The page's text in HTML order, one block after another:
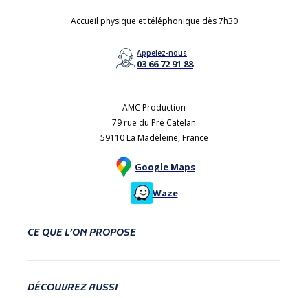
Accueil physique et téléphonique dès 7h30
Appelez-nous
03 66 72 91 88
AMC Production
79 rue du Pré Catelan
59110 La Madeleine, France
Google Maps
Waze
CE QUE L’ON PROPOSE
DÉCOUVREZ AUSSI